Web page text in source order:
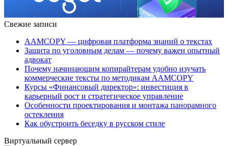
Свежие записи
AAMCOPY — цифровая платформа знаний о текстах
Защита по уголовным делам — почему важен опытный
адвокат
Почему начинающим копирайтерам удобно изучать
коммерческие тексты по методикам AAMCOPY
Курсы «Финансовый директор»: инвестиция в
карьерный рост и стратегическое управление
Особенности проектирования и монтажа панорамного
остекления
Как обустроить беседку в русском стиле
Виртуальный сервер